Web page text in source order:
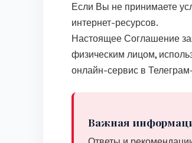
Если Вы не принимаете
интернет-ресурсов.
Настоящее Соглашение
физическим лицом,
онлайн-сервис в
Важная